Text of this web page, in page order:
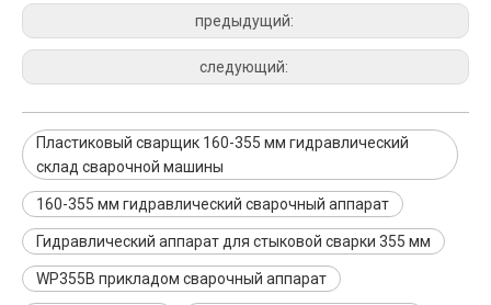
предыдущий:
следующий:
Пластиковый сварщик 160-355 мм гидравлический
склад сварочной машины
160-355 мм гидравлический сварочный аппарат
Гидравлический аппарат для стыковой сварки 355 мм
WP355B прикладом сварочный аппарат